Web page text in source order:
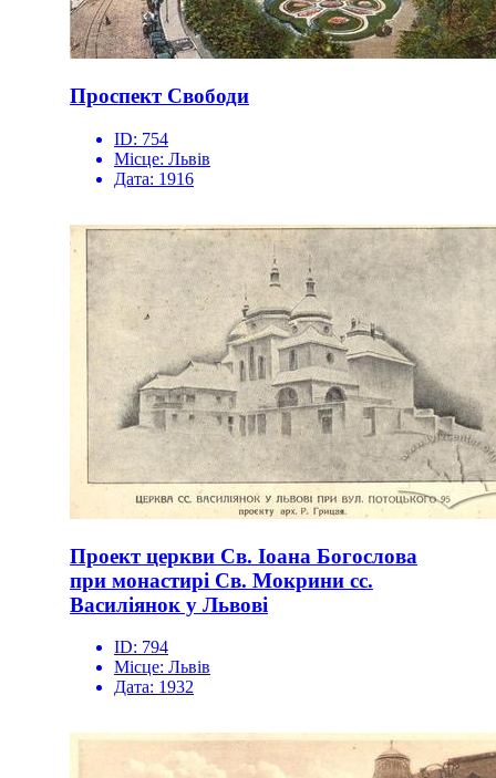
Проспект Свободи
ID: 754
Місце: Львів
Дата: 1916
Проект церкви Cв. Іоана Богослова
при монастирі Св. Мокрини сс.
Василіянок у Львові
ID: 794
Місце: Львів
Дата: 1932